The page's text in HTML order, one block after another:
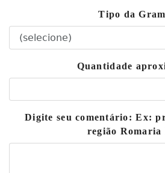
Tipo da
Quantidade
Digite seu comentário: Ex:
região Romaria